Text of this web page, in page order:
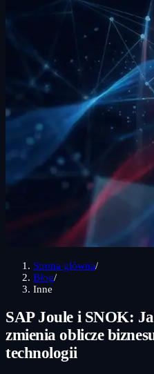
Strona główna/
Blog/
Inne
SAP Joule i SNOK:
zmienia oblicze
technologii